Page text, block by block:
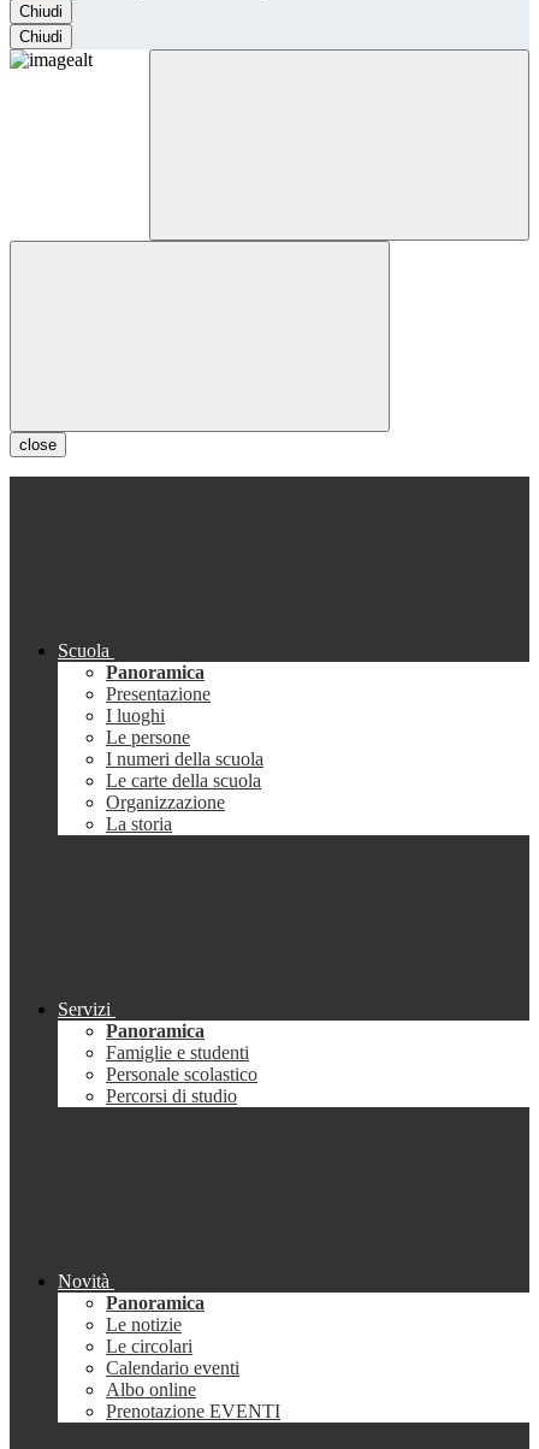
Chiudi
Chiudi
close
Scuola
Panoramica
Presentazione
I luoghi
Le persone
I numeri della scuola
Le carte della scuola
Organizzazione
La storia
Servizi
Panoramica
Famiglie e studenti
Personale scolastico
Percorsi di studio
Novità
Panoramica
Le notizie
Le circolari
Calendario eventi
Albo online
Prenotazione EVENTI